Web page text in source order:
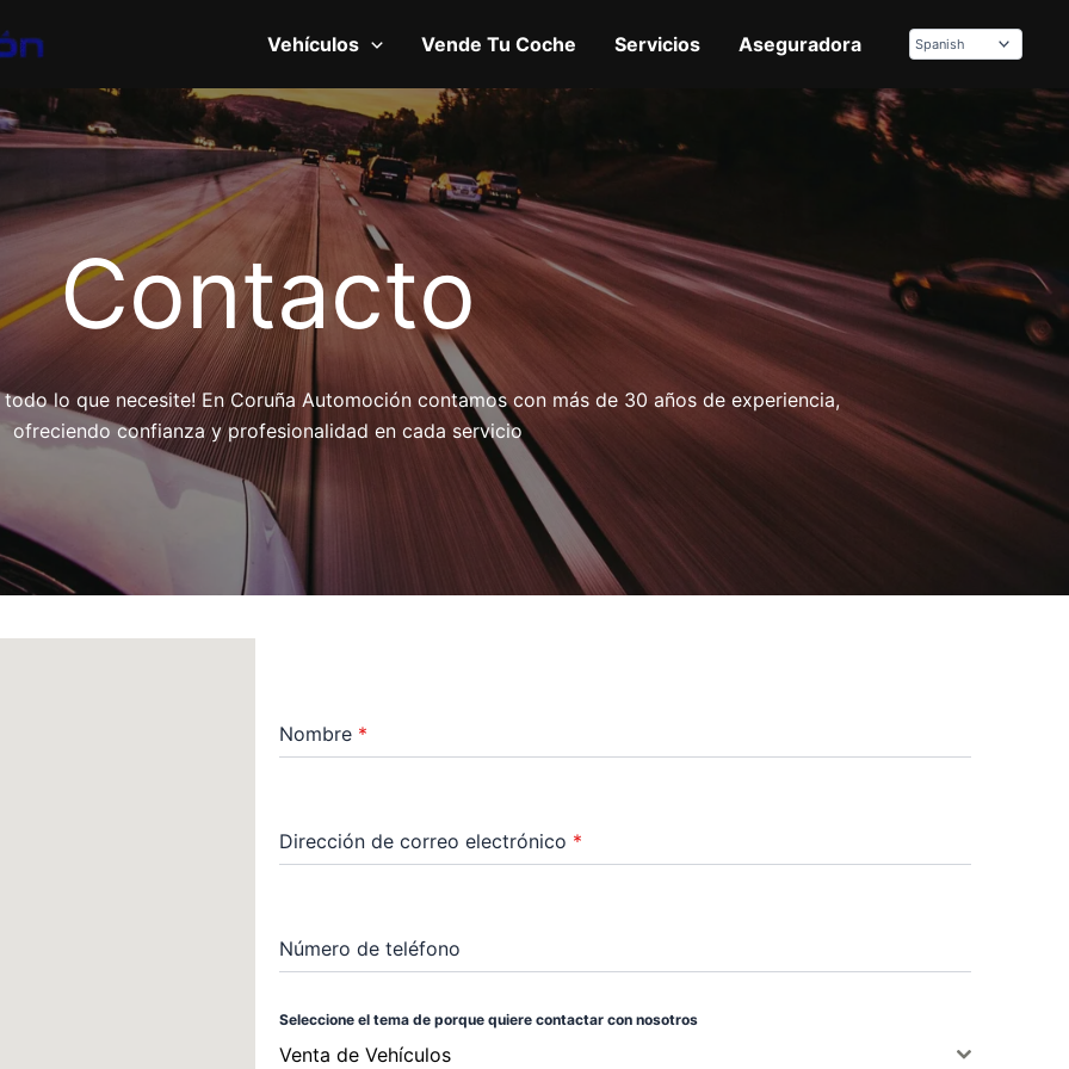
Vehículos Vende Tu Coche Servicios Aseguradora
Contacto
lo que necesite! En Coruña Automoción contamos con más de 30 años de experiencia,
ofreciendo confianza y profesionalidad en cada servicio
Nombre *
Dirección de correo electrónico *
Número de teléfono
Seleccione el tema de porque quiere contactar con nosotros
Venta de Vehículos